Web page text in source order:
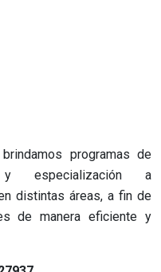
programas de
y especialización a
distintas áreas, a fin de
de manera eficiente y